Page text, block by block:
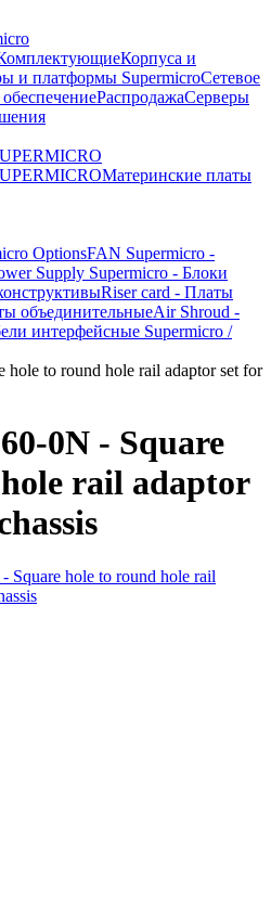
Корпуса и
и платформы SupermicroСетевое
РаспродажаСерверы
Материнские платы
OptionsFAN Supermicro -
Supply Supermicro - Блоки
Riser card - Платы
объединительныеAir Shroud -
интерфейсные Supermicro /
to round hole rail adaptor set for
0N - Square
rail adaptor